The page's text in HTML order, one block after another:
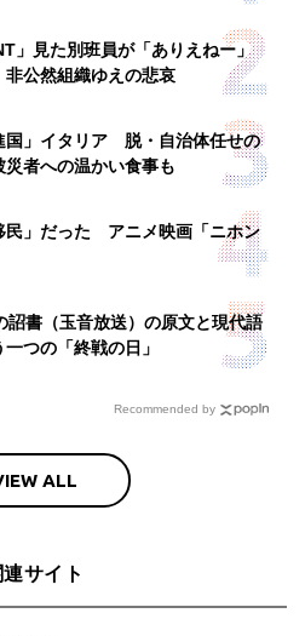
」見た別班員が「ありえねー」
公然組織ゆえの悲哀
国」イタリア 脱・自治体任せの
者への温かい食事も
民」だった アニメ映画「ニホン
詔書（玉音放送）の原文と現代語
つの「終戦の日」
Recommended by
ALL
連サイト